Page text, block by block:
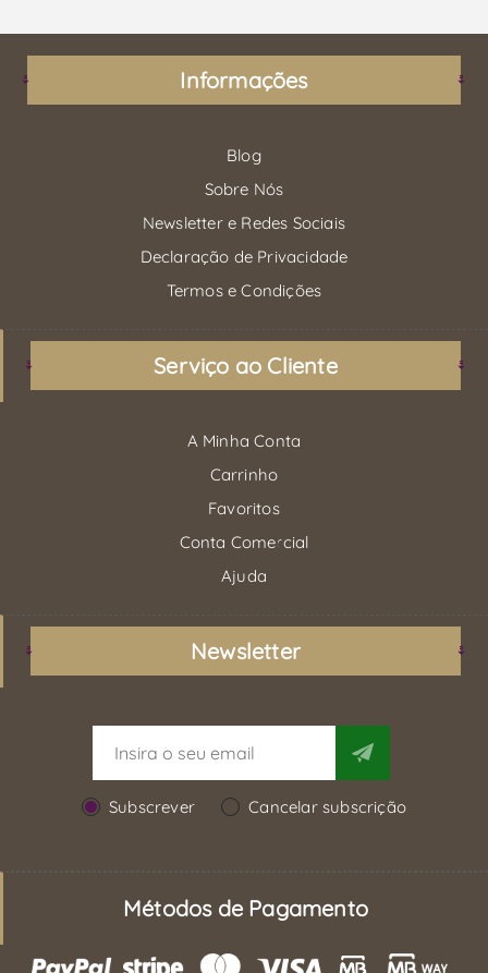
Informações
Blog
Sobre Nós
Newsletter e Redes Sociais
Declaração de Privacidade
Termos e Condições
Serviço ao Cliente
A Minha Conta
Carrinho
Favoritos
Conta Comercial
Ajuda
Newsletter
Subscrever Cancelar subscrição
Métodos de Pagamento